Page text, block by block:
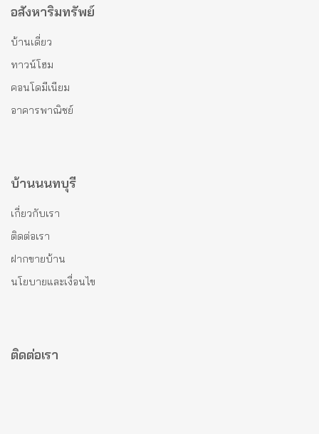
อสังหาริมทรัพย์
บ้านเดี่ยว
ทาวน์โฮม
คอนโดมีเนียม
อาคารพาณิชย์
บ้านนนทบุรี
เกี่ยวกับเรา
ติดต่อเรา
ฝากขายบ้าน
นโยบายและเงื่อนไข
ติดต่อเรา